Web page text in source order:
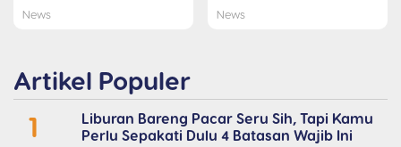
News News
Artikel Populer
1
Liburan Bareng Pacar Seru Sih, Tapi Kamu
Perlu Sepakati Dulu 4 Batasan Wajib Ini